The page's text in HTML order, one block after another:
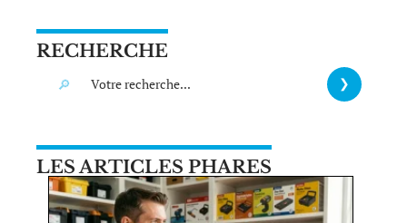
RECHERCHE
LES ARTICLES PHARES